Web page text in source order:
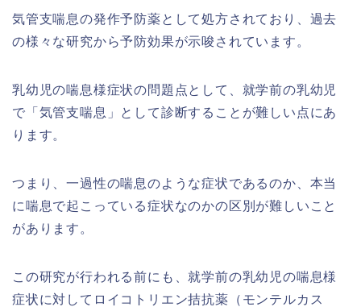
気管支喘息の発作予防薬として処方されており、過去
の様々な研究から予防効果が示唆されています。
乳幼児の喘息様症状の問題点として、就学前の乳幼児
で「気管支喘息」として診断することが難しい点にあ
ります。
つまり、一過性の喘息のような症状であるのか、本当
に喘息で起こっている症状なのかの区別が難しいこと
があります。
この研究が行われる前にも、就学前の乳幼児の喘息様
症状に対してロイコトリエン拮抗薬（モンテルカス